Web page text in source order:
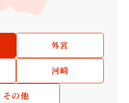
外宮
河崎
その他